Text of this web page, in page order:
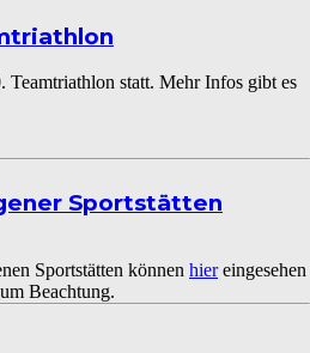
Teamtriathlon statt. Mehr Infos gibt es
Sportstätten
Sportstätten können hiereingesehen
Beachtung.